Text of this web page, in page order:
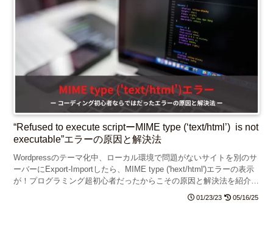
“Refused to execute scriptーMIME type (‘text/html’) is not
executable”エラーの原因と解決法
Wordpressのテーマ化中、ローカル環境で問題がないサイトを別のサ
ーバーにExport-Importしたら、MIME type ('hext/html')エラーの表示
が！プログラミング超初心者だったからこその原因と解決法を紹介し
01/23/23 05/16/25